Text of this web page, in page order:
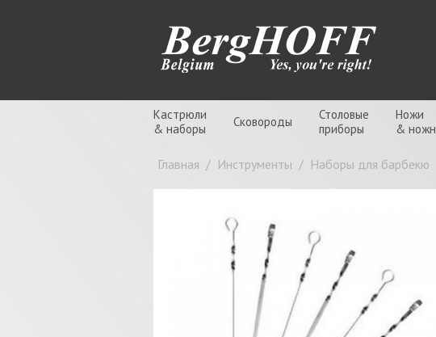
Кастрюли
& наборы
Сковороды
Столовые
приборы
Ножи
&
Главная / Инструменты / Наборы для барбекю